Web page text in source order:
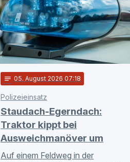
notes 05. August 2026 07:18
Polizeieinsatz
Staudach-Egerndach:
Traktor kippt bei
Ausweichmanöver um
Auf einem Feldweg in der